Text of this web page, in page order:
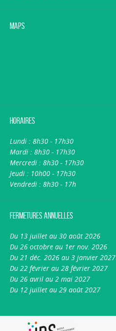
Maps
Horaires
Lundi : 8h30 - 17h30
Mardi : 8h30 - 17h30
Mercredi : 8h30 - 17h30
Jeudi : 10h00 - 17h30
Vendredi : 8h30 - 17h
Fermetures annuelles
Du 13 juillet au 30 août 2026
Du 26 octobre au 1er nov. 2026
Du 21 déc. 2026 au 3 janvier 2027
Du 22 février au 28 février 2027
Du 26 avril au 2 mai 2027
Du 12 juillet au 29 août 2027